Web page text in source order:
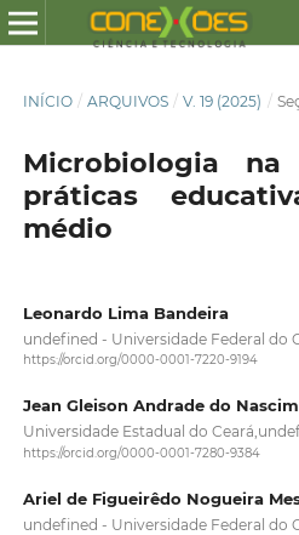
INÍCIO / ARQUIVOS / V. 19 (2025) /
Microbiologia
práticas
médio
Leonardo Lima Bandeira
undefined - Universidade Federal do
https://orcid.org/0000-0001-7220-9194
Jean Gleison Andrade do
Universidade Estadual do
https://orcid.org/0000-0001-7280-9384
Ariel de Figueirêdo Nogueira
undefined - Universidade Federal do